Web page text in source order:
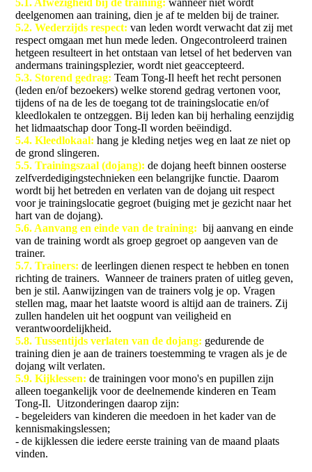
5.1. Afwezigheid bij de training:wanneer niet wordt
deelgenomen aan training, dien je af te melden bij de trainer.
5.2. Wederzijds respect:van leden wordt verwacht dat zij met
respect omgaan met hun mede leden. Ongecontroleerd trainen
hetgeen resulteert in het ontstaan van letsel of het bederven van
andermans trainingsplezier, wordt niet geaccepteerd.
5.3. Storend gedrag: Team Tong-Il heeft het recht personen
(leden en/of bezoekers) welke storend gedrag vertonen voor,
tijdens of na de les de toegang tot de trainingslocatie en/of
kleedlokalen te ontzeggen. Bij leden kan bij herhaling eenzijdig
het lidmaatschap door Tong-Il worden beëindigd.
5.4. Kleedlokaal:hang je kleding netjes weg en laat ze niet op
de grond slingeren.
5.5. Trainingszaal (dojang): de dojang heeft binnen oosterse
zelfverdedigingstechnieken een belangrijke functie. Daarom
wordt bij het betreden en verlaten van de dojang uit respect
voor je trainingslocatie gegroet (buiging met je gezicht naar het
hart van de dojang).
5.6. Aanvang en einde van de training:bij aanvang en einde
van de training wordt als groep gegroet op aangeven van de
trainer.
5.7. Trainers:de leerlingen dienen respect te hebben en tonen
richting de trainers. Wanneer de trainers praten of uitleg geven,
ben je stil. Aanwijzingen van de trainers volg je op. Vragen
stellen mag, maar het laatste woord is altijd aan de trainers. Zij
zullen handelen uit het oogpunt van veiligheid en
verantwoordelijkheid.
5.8. Tussentijds verlaten van de dojang: gedurende de
training dien je aan de trainers toestemming te vragen als je de
dojang wilt verlaten.
5.9. Kijklessen: de trainingen voor mono's en pupillen zijn
alleen toegankelijk voor de deelnemende kinderen en Team
Tong-Il. Uitzonderingen daarop zijn:
- begeleiders van kinderen die meedoen in het kader van de
kennismakingslessen;
- de kijklessen die iedere eerste training van de maand plaats
vinden.